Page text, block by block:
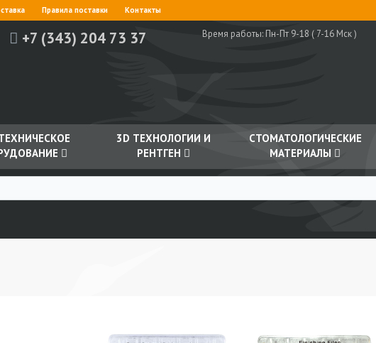
Правила поставки Контакты
+7 (343) 204 73 37 Время работы:Пн-Пт 9-18 ( 7-16 Мск )
3D ТЕХНОЛОГИИ И
РЕНТГЕН
СТОМАТОЛОГИЧЕСКИЕ
МАТЕРИАЛЫ